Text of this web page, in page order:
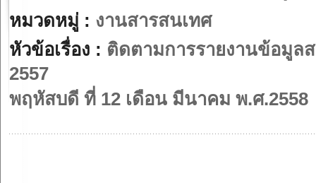
หมวดหมู่ : งานสารสนเทศ
หัวข้อเรื่อง : ติดตามการรายงานข้อมูล
2557
พฤหัสบดี ที่ 12 เดือน มีนาคม พ.ศ.2558